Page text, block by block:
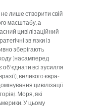
не лише створити свій
масштабу, а
цивілізаційний
зв'язки із
зберігають
(насамперед
всі зусилля
великого євра­
цивілізації
Моря, які
У цьому